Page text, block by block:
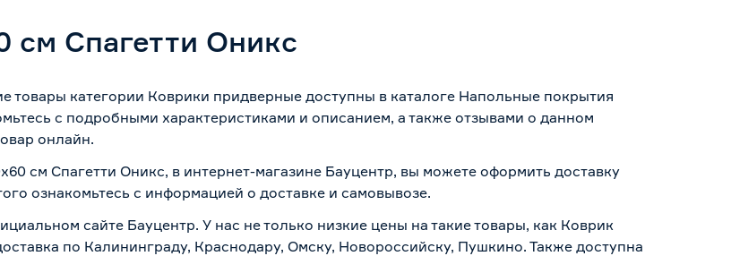
см Спагетти Оникс
товары категории Коврики придверные доступны в каталоге Напольные покрытия
с подробными характеристиками и описанием, а также отзывами о данном
онлайн.
см Спагетти Оникс, в интернет-магазине Бауцентр, вы можете оформить доставку
ознакомьтесь с информацией о доставке и самовывозе.
сайте Бауцентр. У нас не только низкие цены на такие товары, как Коврик
по Калининграду, Краснодару, Омску, Новороссийску, Пушкино. Также доступна